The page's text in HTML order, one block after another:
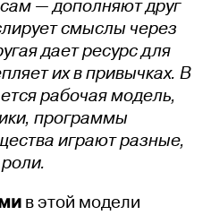
— дополняют друг
смыслы через
дает ресурс для
их в привычках. В
рабочая модель,
программы
играют разные,
в этой модели